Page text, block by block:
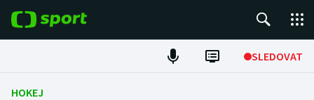
SLEDOVAT
Fotbal
HOKEJ